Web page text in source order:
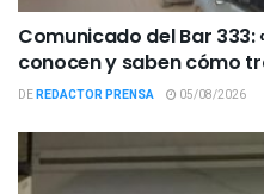
Comunicado del Bar 333:
conocen y saben cómo
DEREDACTOR PRENSA 05/08/2026